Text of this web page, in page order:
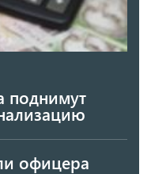
поднимут
офицера